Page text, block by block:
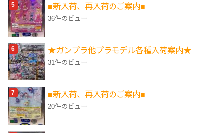
■新入荷、再入荷のご案内■
36件のビュー
★ガンプラ他プラモデル各種入荷案内★
31件のビュー
■新入荷、再入荷のご案内■
20件のビュー